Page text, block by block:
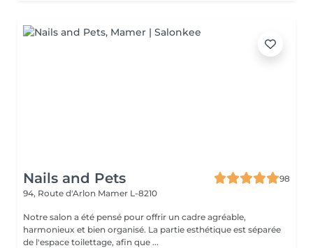
Nails and Pets
98
94, Route d'Arlon Mamer L-8210
Notre salon a été pensé pour offrir un cadre agréable,
harmonieux et bien organisé. La partie esthétique est séparée
de l'espace toilettage, afin que ...